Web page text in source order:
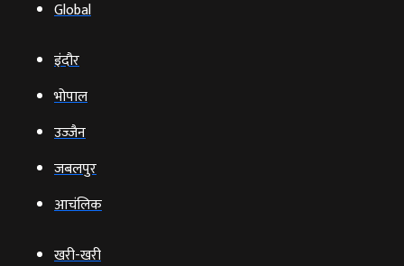
Global
इंदौर
भोपाल
उज्‍जैन
जबलपुर
आचंलिक
खरी-खरी